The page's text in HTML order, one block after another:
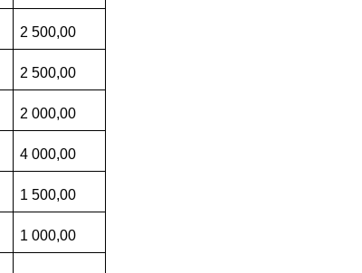
2 500,00
2 500,00
2 000,00
4 000,00
1 500,00
1 000,00